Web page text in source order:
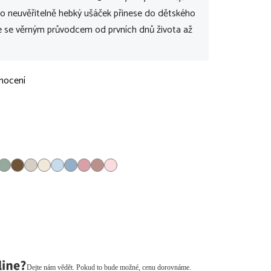
neuvěřitelně hebký ušáček přinese do dětského
věrným průvodcem od prvních dnů života až